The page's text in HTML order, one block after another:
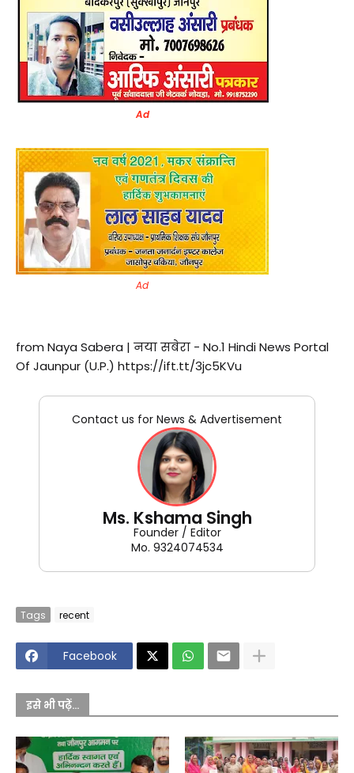
Ad
Ad
from Naya Sabera | नया सबेरा - No.1 Hindi News Portal
Of Jaunpur (U.P.) https://ift.tt/3jc5KVu
Contact us for News & Advertisement
Ms. Kshama Singh
Founder / Editor
Mo. 9324074534
Tags recent
Facebook
इसे भी पढ़ें...